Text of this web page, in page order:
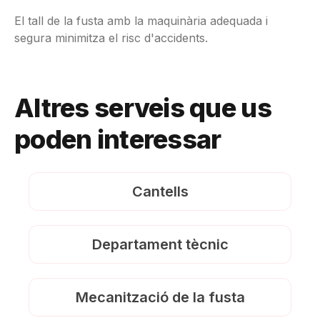
El tall de la fusta amb la maquinària adequada i
segura minimitza el risc d'accidents.
Altres serveis que us
poden interessar
Cantells
Departament tècnic
Mecanització de la fusta